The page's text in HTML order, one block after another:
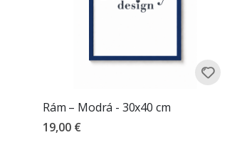
Rám – Modrá - 30x40 cm
19,00 €